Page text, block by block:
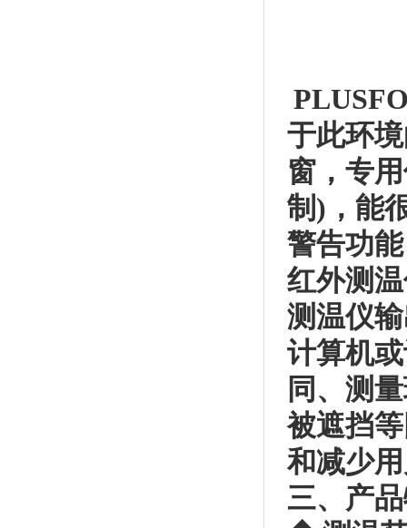
于此环
窗，专
制)，能
警告功
红外测
测温仪
计算机
同、测
被遮挡
和减少
三、产